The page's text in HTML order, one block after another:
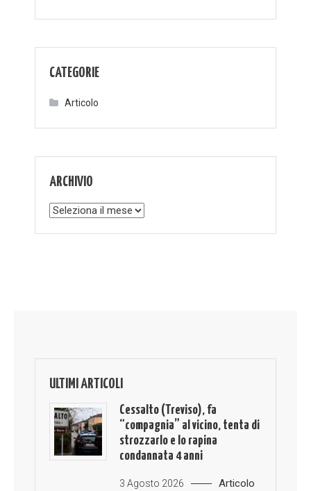
CATEGORIE
Articolo
ARCHIVIO
Archivio
ULTIMI ARTICOLI
Cessalto (Treviso), fa
“compagnia” al vicino, tenta di
strozzarlo e lo rapina
condannata 4 anni
3 Agosto 2026 Articolo